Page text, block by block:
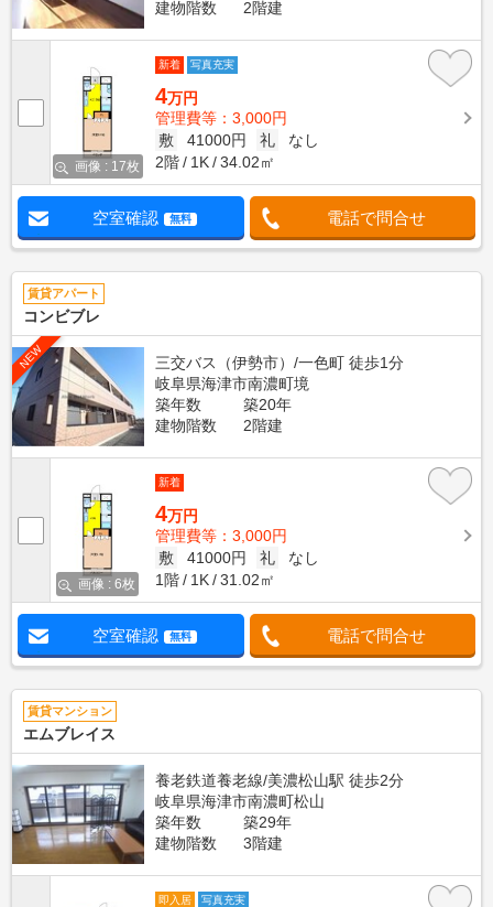
建物階数
2階建
画像 : 17枚
新着 写真充実
4万円
管理費等：3,000円
敷
41000円 礼
なし
2階
1K 34.02㎡
空室確認 無料 電話で問合せ
賃貸アパート
コンビブレ
NEW
三交バス（伊勢市）/一色町 徒歩1分
岐阜県海津市南濃町境
築年数
築20年
建物階数
2階建
画像 : 6枚
新着
4万円
管理費等：3,000円
敷
41000円 礼
なし
1階
1K 31.02㎡
空室確認 無料 電話で問合せ
賃貸マンション
エムブレイス
養老鉄道養老線/美濃松山駅 徒歩2分
岐阜県海津市南濃町松山
築年数
築29年
建物階数
3階建
即入居 写真充実